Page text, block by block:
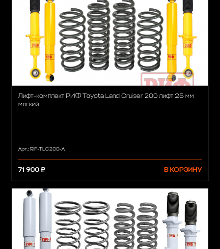
Лифт-комплект РИФ Toyota Land Cruiser 200 лифт 25 мм
мягкий
Арт.: RIF-TLC200-A
71 900 ₽ В КОРЗИНУ